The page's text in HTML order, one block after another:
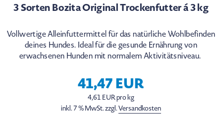
3 Sorten Bozita Original Trockenfutter á 3 kg
Vollwertige Alleinfuttermittel für das natürliche Wohlbefinden
deines Hundes. Ideal für die gesunde Ernährung von
erwachsenen Hunden mit normalem Aktivitätsniveau.
41,47 EUR
4,61 EUR pro kg
inkl. 7 % MwSt. zzgl.Versandkosten